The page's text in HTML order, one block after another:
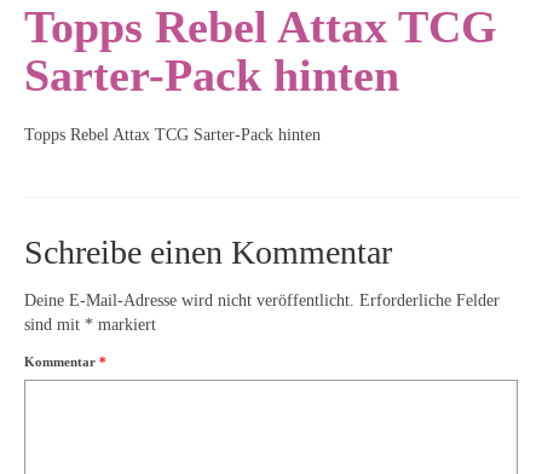
Topps Rebel Attax TCG
Sarter-Pack hinten
Topps Rebel Attax TCG Sarter-Pack hinten
Schreibe einen Kommentar
Deine E-Mail-Adresse wird nicht veröffentlicht. Erforderliche Felder
sind mit * markiert
Kommentar *